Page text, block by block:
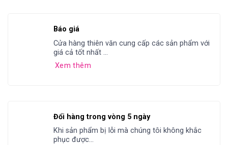
Báo giá
Cửa hàng thiên văn cung cấp các sản phẩm với
giá cả tốt nhất ...
Xem thêm
Đổi hàng trong vòng 5 ngày
Khi sản phẩm bị lỗi mà chúng tôi không khắc
phục được...